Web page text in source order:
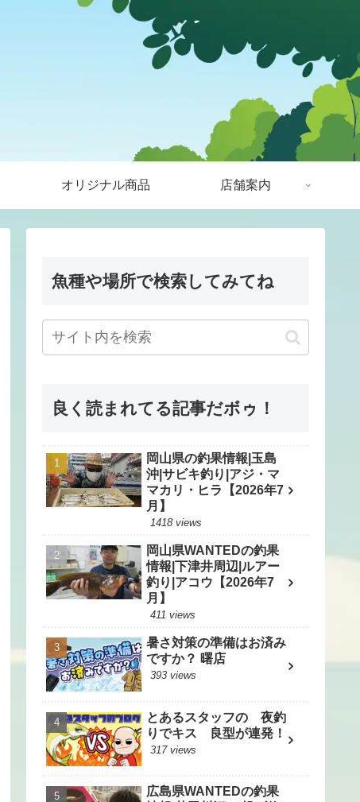
オリジナル商品 店舗案内
魚種や場所で検索してみてね
良く読まれてる記事だボゥ！
岡山県の釣果情報|玉島
沖|サビキ釣り|アジ・マ
マカリ・ヒラ【2026年7
月】
1418 views
岡山県WANTEDの釣果
情報|下津井周辺|ルアー
釣り|アコウ【2026年7
月】
411 views
暑さ対策の準備はお済み
ですか？ 曙店
393 views
とあるスタッフの 夜釣
りでキス 良型が連発！
317 views
広島県WANTEDの釣果